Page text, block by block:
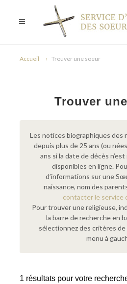
Accueil Trouver une soeur
Trouver
Les notices biographiques des
depuis plus de 25 ans (ou
ans si la date de décès
disponibles en ligne.
d’informations sur une
naissance, nom des
contacter le service
Pour trouver une religieuse,
la barre de recherche en
sélectionnez des critères
menu à
1 résultats pour votre